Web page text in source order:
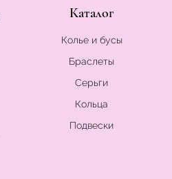
Каталог
Колье и бусы
Браслеты
Серьги
Кольца
Подвески